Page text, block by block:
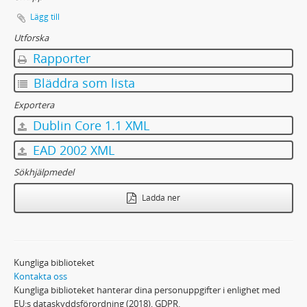
60 - Äldre version av Till läran om de yttersta tingen jämte strödda anteckningar och excerpter i samma ämne
61 - Konceptblad (ej fullständiga) till den slutliga versionen av Till läran om de yttersta tingen
62 - Till läran om de yttersta tingen, manuskript till den slutliga versionen (tryckt 1880)
64 - Språkliga anteckningar och excerpter, ord ur fornspråket, dialektord m. m.
65 - Herkules vid skiljovägen samt Om nakenhet och klädselsätt
66 - Fragment av olika versioner och utskrifter av Sibyllinerna och Völuspá samt därtill hörande excerpter, anteckningar, förarbeten m. m.
67 - Utskrift av Om hjältesagan å Rökstenen, jämte avskrift av samma studie (av Susen Rydbergs hand)
68 - Handlingar till Viktor Rydbergs biografi i original och avskrift, samlade av Karl Warburg
69 - Handlingar till Viktor Rydbergs biografi i original och avskrift, samlade av Karl Warburg
70 - Brev från C. A. Rydberg till provisorn J. G. Winnberg 1849-1854, jämte en del andra brev i original och avskrift
73 - Fragment, huvudsakligen av mytologiskt innehåll
74 - Manuskript till en tysk översättning av 3:e upplagan av Bibelns lära om Kristus
75 - Diverse autografer: spridda lappar och anteckningar, m.m.
Lägg till
Utforska
Rapporter
Bläddra som lista
Exportera
Dublin Core 1.1 XML
EAD 2002 XML
Sökhjälpmedel
Ladda ner
Kungliga biblioteket
Kontakta oss
Kungliga biblioteket hanterar dina personuppgifter i enlighet med
EU:s dataskyddsförordning (2018), GDPR.